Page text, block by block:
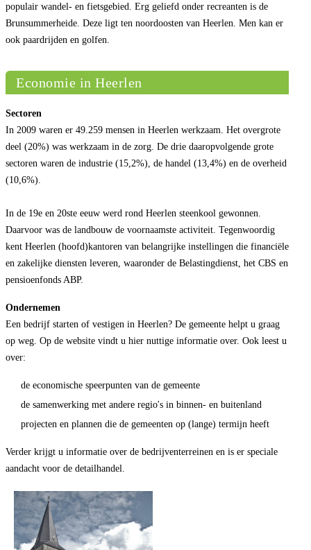
populair wandel- en fietsgebied. Erg geliefd onder recreanten is de
Brunsummerheide. Deze ligt ten noordoosten van Heerlen. Men kan er
ook paardrijden en golfen.
Economie in Heerlen
Sectoren
In 2009 waren er 49.259 mensen in Heerlen werkzaam. Het overgrote
deel (20%) was werkzaam in de zorg. De drie daaropvolgende grote
sectoren waren de industrie (15,2%), de handel (13,4%) en de overheid
(10,6%).
In de 19e en 20ste eeuw werd rond Heerlen steenkool gewonnen.
Daarvoor was de landbouw de voornaamste activiteit. Tegenwoordig
kent Heerlen (hoofd)kantoren van belangrijke instellingen die financiële
en zakelijke diensten leveren, waaronder de Belastingdienst, het CBS en
pensioenfonds ABP.
Ondernemen
Een bedrijf starten of vestigen in Heerlen? De gemeente helpt u graag
op weg. Op de website vindt u hier nuttige informatie over. Ook leest u
over:
de economische speerpunten van de gemeente
de samenwerking met andere regio's in binnen- en buitenland
projecten en plannen die de gemeenten op (lange) termijn heeft
Verder krijgt u informatie over de bedrijventerreinen en is er speciale
aandacht voor de detailhandel.